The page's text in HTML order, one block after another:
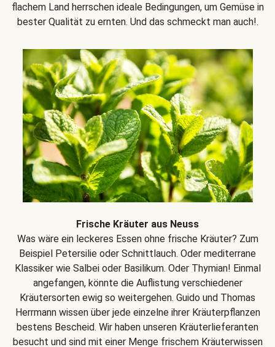
flachem Land herrschen ideale Bedingungen, um Gemüse in
bester Qualität zu ernten. Und das schmeckt man auch!.
Frische Kräuter aus Neuss
Was wäre ein leckeres Essen ohne frische Kräuter? Zum
Beispiel Petersilie oder Schnittlauch. Oder mediterrane
Klassiker wie Salbei oder Basilikum. Oder Thymian! Einmal
angefangen, könnte die Auflistung verschiedener
Kräutersorten ewig so weitergehen. Guido und Thomas
Herrmann wissen über jede einzelne ihrer Kräuterpflanzen
bestens Bescheid. Wir haben unseren Kräuterlieferanten
besucht und sind mit einer Menge frischem Kräuterwissen